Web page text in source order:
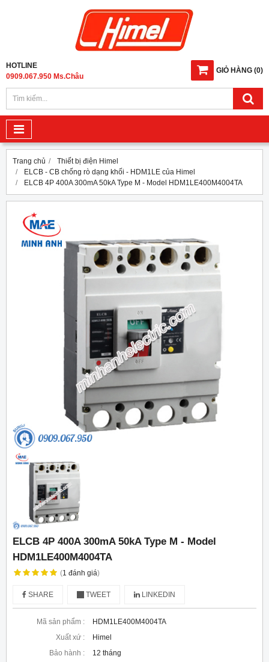
GIỎ HÀNG (0)
HOTLINE
0909.067.950 Ms.Châu
Trang chủ
Thiết bị điện Himel
ELCB - CB chống rò dạng khối - HDM1LE của Himel
ELCB 4P 400A 300mA 50kA Type M - Model HDM1LE400M4004TA
ELCB 4P 400A 300mA 50kA Type M - Model
HDM1LE400M4004TA
(1 đánh giá)
SHARE TWEET LINKEDIN
Mã sản phẩm :
HDM1LE400M4004TA
Xuất xứ :
Himel
Bảo hành :
12 tháng